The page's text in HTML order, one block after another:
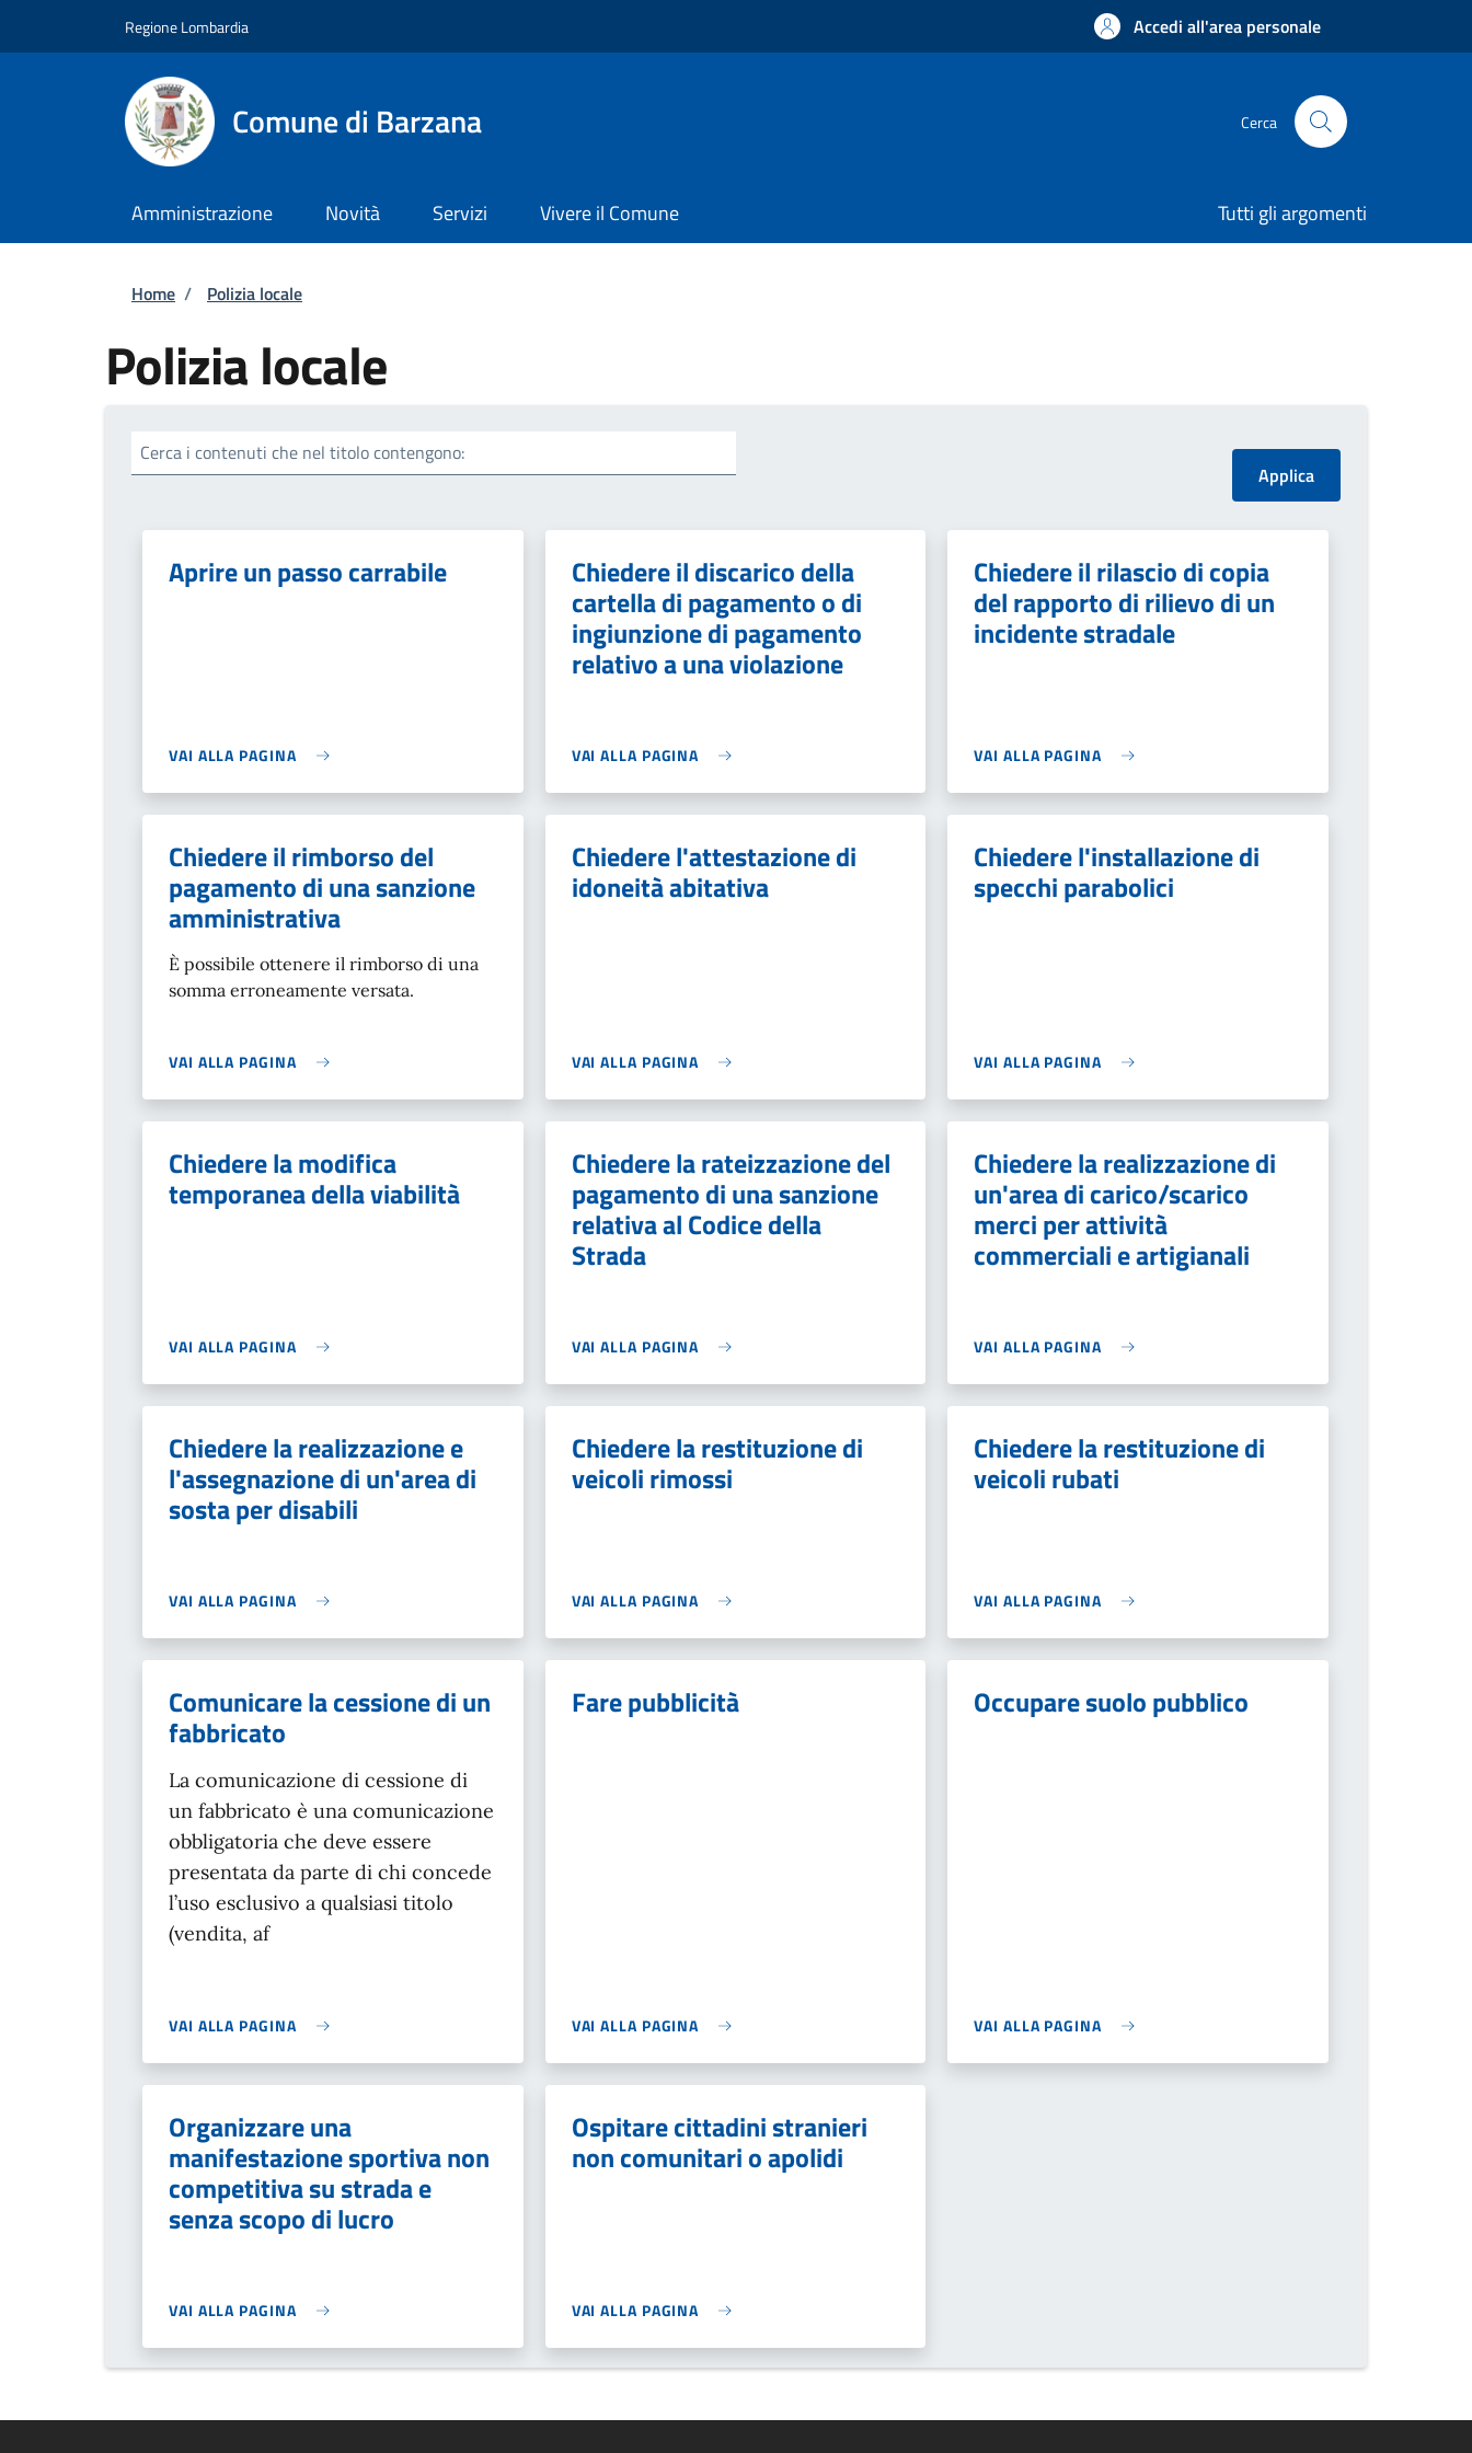
Regione Lombardia Accedi all'area personale
Comune di Barzana Cerca
Amministrazione Novità Servizi Vivere il Comune Tutti gli argomenti
Briciole di pane
Home / Polizia locale
Polizia locale
Cerca i contenuti che nel titolo contengono:
Aprire un passo carrabile
VAI ALLA PAGINA
Chiedere il discarico della
cartella di pagamento o di
ingiunzione di pagamento
relativo a una violazione
VAI ALLA PAGINA
Chiedere il rilascio di copia
del rapporto di rilievo di un
incidente stradale
VAI ALLA PAGINA
Chiedere il rimborso del
pagamento di una sanzione
amministrativa
È possibile ottenere il rimborso di una
somma erroneamente versata.
VAI ALLA PAGINA
Chiedere l'attestazione di
idoneità abitativa
VAI ALLA PAGINA
Chiedere l'installazione di
specchi parabolici
VAI ALLA PAGINA
Chiedere la modifica
temporanea della viabilità
VAI ALLA PAGINA
Chiedere la rateizzazione del
pagamento di una sanzione
relativa al Codice della
Strada
VAI ALLA PAGINA
Chiedere la realizzazione di
un'area di carico/scarico
merci per attività
commerciali e artigianali
VAI ALLA PAGINA
Chiedere la realizzazione e
l'assegnazione di un'area di
sosta per disabili
VAI ALLA PAGINA
Chiedere la restituzione di
veicoli rimossi
VAI ALLA PAGINA
Chiedere la restituzione di
veicoli rubati
VAI ALLA PAGINA
Comunicare la cessione di un
fabbricato
La comunicazione di cessione di
un fabbricato è una comunicazione
obbligatoria che deve essere
presentata da parte di chi concede
l’uso esclusivo a qualsiasi titolo
(vendita, af
VAI ALLA PAGINA
Fare pubblicità
VAI ALLA PAGINA
Occupare suolo pubblico
VAI ALLA PAGINA
Organizzare una
manifestazione sportiva non
competitiva su strada e
senza scopo di lucro
VAI ALLA PAGINA
Ospitare cittadini stranieri
non comunitari o apolidi
VAI ALLA PAGINA